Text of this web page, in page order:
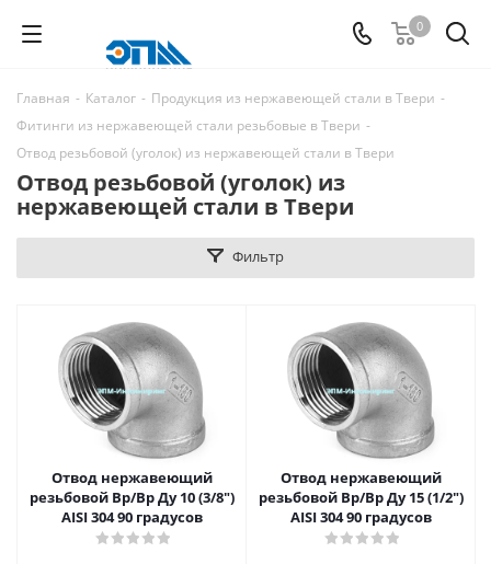
0
Главная - Каталог - Продукция из нержавеющей стали в Твери -
Фитинги из нержавеющей стали резьбовые в Твери -
Отвод резьбовой (уголок) из нержавеющей стали в Твери
Отвод резьбовой (уголок) из
нержавеющей стали в Твери
Фильтр
Отвод нержавеющий
резьбовой Вр/Вр Ду 10 (3/8")
AISI 304 90 градусов
Отвод нержавеющий
резьбовой Вр/Вр Ду 15 (1/2")
AISI 304 90 градусов